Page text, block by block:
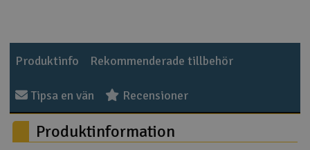
Radioutrustning
Raketer
Scooter & elfordon
Produktinfo Rekommenderade tillbehör
Tipsa en vän Recensioner
Produktinformation